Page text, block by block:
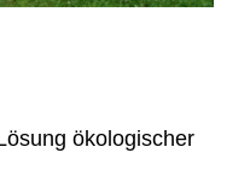
ökologischer